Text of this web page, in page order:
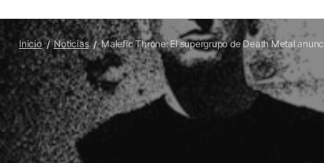
Bergsvriden - "I haggans Afton"
Grupos
Noticias
Inicio Noticias Malefic Throne: El supergrupo de Death Metal